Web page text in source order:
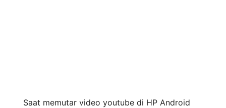
Saat memutar video youtube di HP Android